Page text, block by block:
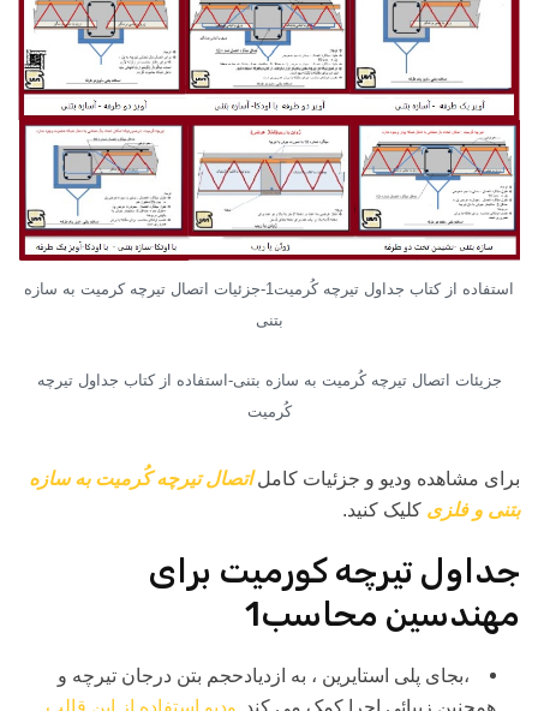
استفاده از کتاب جداول تیرچه کُرمیت1-جزئیات اتصال تیرچه کرمیت به سازه
بتنی
جزیئات اتصال تیرچه کُرمیت به سازه بتنی-استفاده از کتاب جداول تیرچه
کُرمیت
برای مشاهده ودیو و جزئیات کاملاتصال تیرچه کُرمیت به سازه
بتنی و فلزی کلیک کنید.
جداول تیرچه کورمیت برای
مهندسین محاسب1
،بجای پلی استایرین ، به ازدیادحجم بتن درجان تیرچه و
همچنین زیبائی اجرا کمک می کند. ودیو استفاده از این قالب